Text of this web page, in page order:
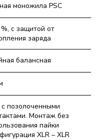
моножила PSC
с защитой от
заряда
балансная
с позолоченными
Монтаж без
пайки
XLR – XLR